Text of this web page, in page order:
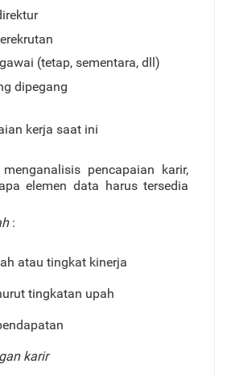
(tetap, sementara, dll)
dipegang
kerja saat ini
pencapaian karir,
elemen data harus tersedia
:
atau tingkat kinerja
tingkatan upah
karir